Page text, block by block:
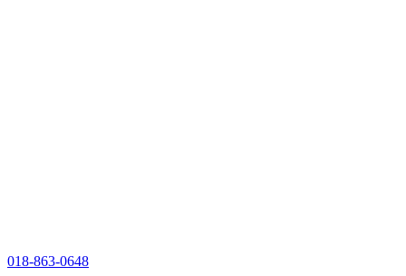
018-863-0648